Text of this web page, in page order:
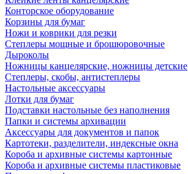
Конторское оборудование
Корзины для бумаг
Ножи и коврики для резки
Степлеры мощные и брошюровочные
Дыроколы
Ножницы канцелярские, ножницы детские
Степлеры, скобы, антистеплеры
Настольные аксессуары
Лотки для бумаг
Подставки настольные без наполнения
Папки и системы архивации
Аксессуары для документов и папок
Картотеки, разделители, индексные окна
Короба и архивные системы картонные
Короба и архивные системы пластиковые